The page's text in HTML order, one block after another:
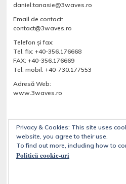
daniel.tanasie@3waves.ro
Email de contact:
contact@3waves.ro
Telefon şi fax:
Tel. fix: +40-356.176668
FAX: +40-356.176669
Tel. mobil: +40-730.177553
Adresă Web:
www.3waves.ro
Despre noi Servicii Blog
Contact
3WAVES – dezvolta site-uri web
Privacy & Cookies: This site uses
website, you agree to their use.
To find out more, including how to
Politică cookie-uri